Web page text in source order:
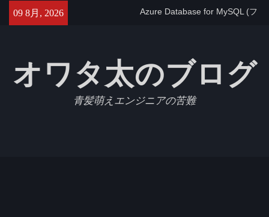
09 8月, 2026
Azure Database for MySQL (フ
【GCP】Cloud SQLでtimezone
を変更する
【Jest】Slack APIをモックにし
たテストを書いたのでメモ
オワタ太のブログ
青髪萌えエンジニアの苦難